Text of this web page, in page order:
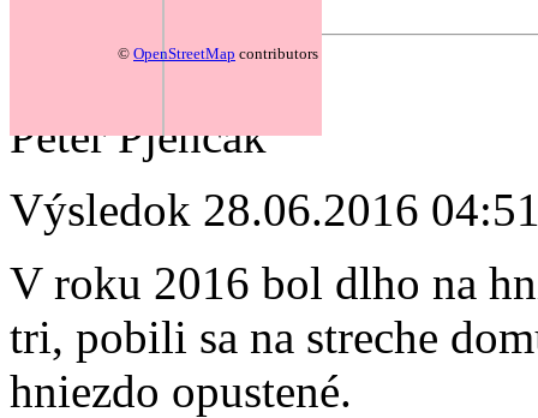
© OpenStreetMap contributors
Peter Pjenčák
Výsledok 28.06.2016
V roku 2016 bol dlho na
tri, pobili sa na streche
hniezdo opustené.